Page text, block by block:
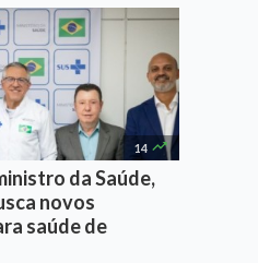
14 
da Saúde,
novos
saúde de